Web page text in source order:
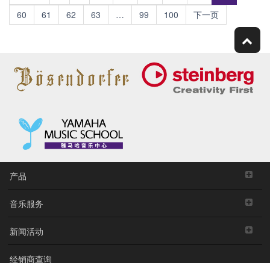
60
61 62 63 … 99 100 下一页
产品
音乐服务
新闻活动
经销商查询